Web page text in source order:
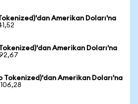
Amerikan Doları'na
Amerikan Doları'na
Tokenized)'dan Amerikan Doları'na